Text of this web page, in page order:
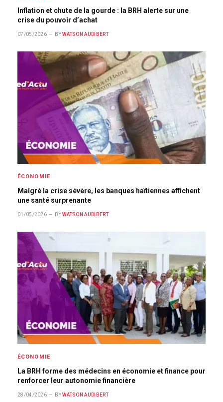
Inflation et chute de la gourde : la BRH alerte sur une
crise du pouvoir d’achat
07/05/2026 BY WATSON AUDIBERT
ÉCONOMIE
Malgré la crise sévère, les banques haïtiennes affichent
une santé surprenante
01/05/2026 BY WATSON AUDIBERT
ÉCONOMIE
La BRH forme des médecins en économie et finance pour
renforcer leur autonomie financière
28/04/2026 BY WATSON AUDIBERT